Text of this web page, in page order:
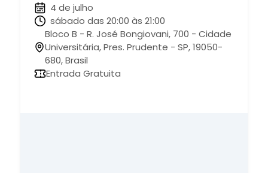
4 de julho
sábado das 20:00 às 21:00
Bloco B - R. José Bongiovani, 700 - Cidade
Universitária, Pres. Prudente - SP, 19050-
680, Brasil
Entrada Gratuita